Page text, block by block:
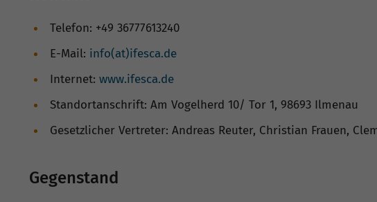
Telefon: +49 36777613240
E-Mail: info(at)ifesca.de
Internet: www.ifesca.de
Standortanschrift: Am Vogelherd 10/ Tor 1, 98693 Ilmenau
Gesetzlicher Vertreter: Andreas Reuter, Christian Frauen,
Gegenstand